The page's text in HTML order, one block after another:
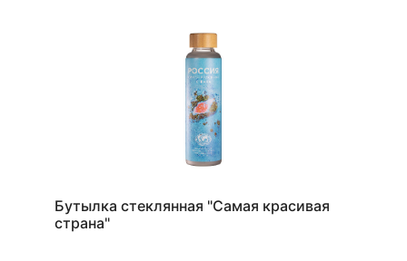
Бутылка стеклянная "Самая красивая
страна"